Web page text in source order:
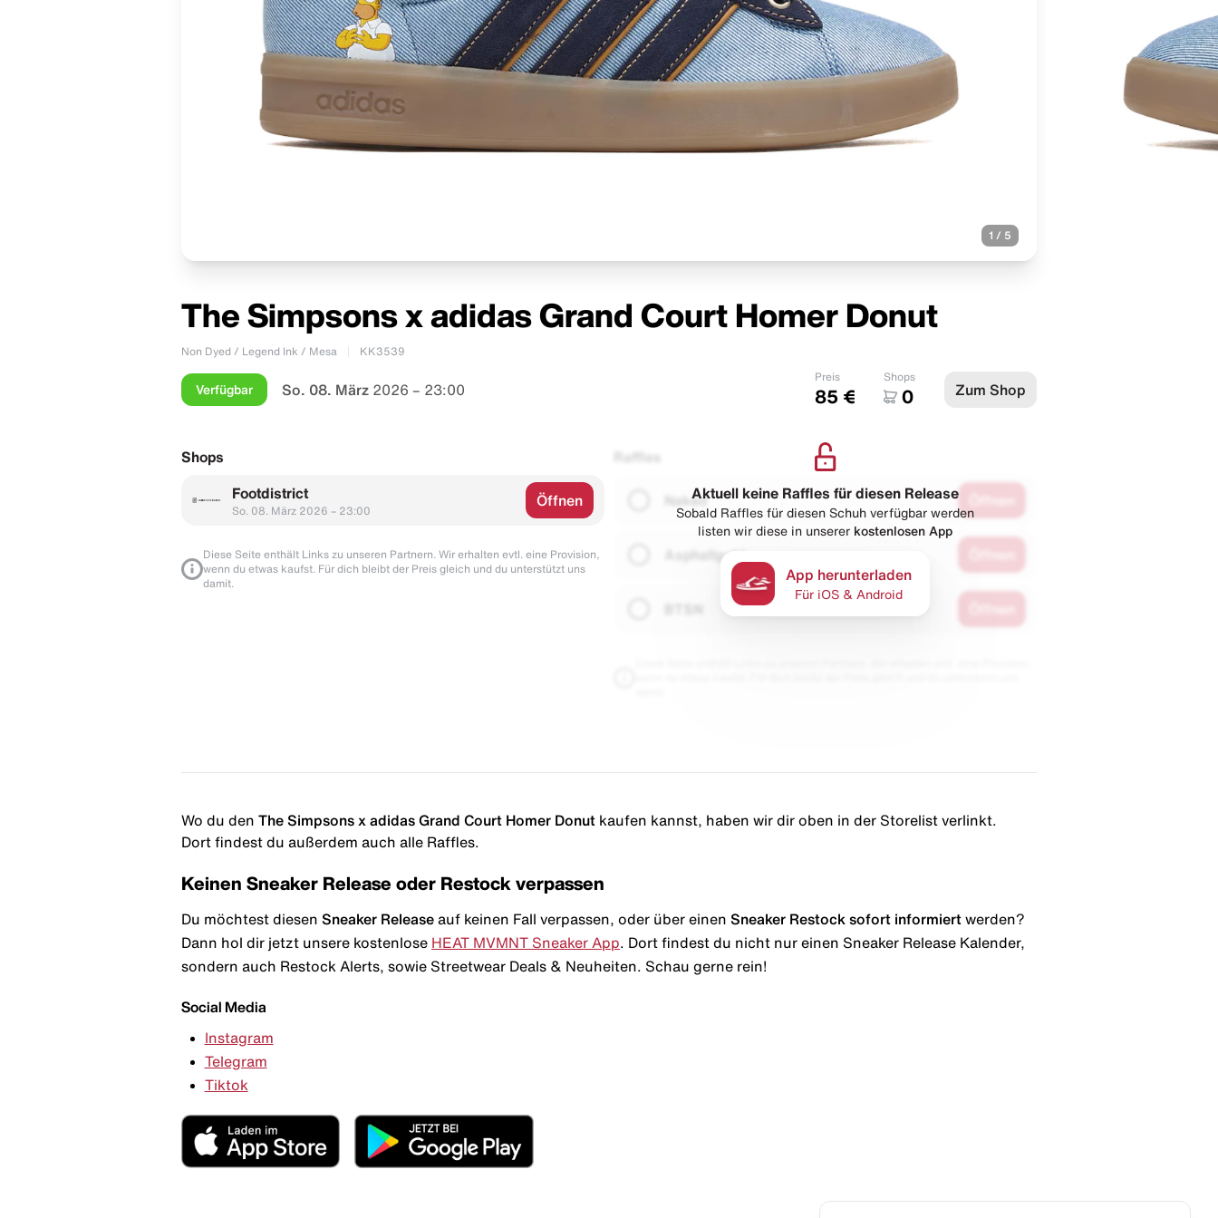
1 / 5
The Simpsons x adidas Grand Court Homer Donut
Non Dyed / Legend Ink / Mesa KK3539
Verfügbar So. 08. März 2026 – 23:00
Preis
85 €
Shops
0 Zum Shop
Shops
Footdistrict
So. 08. März 2026 – 23:00
Öffnen
Diese Seite enthält Links zu unseren Partnern. Wir erhalten evtl. eine Provision,
wenn du etwas kaufst. Für dich bleibt der Preis gleich und du unterstützt uns
damit.
Raffles
Naked
Asphaltgold
Aktuell keine Raffles für diesen Release
Sobald Raffles für diesen Schuh verfügbar werden
listen wir diese in unserer kostenlosen App
App herunterladen
Für iOS & Android
Wo du den The Simpsons x adidas Grand Court Homer Donut kaufen kannst, haben wir dir oben in der Storelist verlinkt.
Dort findest du außerdem auch alle Raffles.
Keinen Sneaker Release oder Restock verpassen
Du möchtest diesen Sneaker Release auf keinen Fall verpassen, oder über einen Sneaker Restock sofort informiert werden?
Dann hol dir jetzt unsere kostenlose HEAT MVMNT Sneaker App . Dort findest du nicht nur einen Sneaker Release Kalender,
sondern auch Restock Alerts, sowie Streetwear Deals & Neuheiten. Schau gerne rein!
Social Media
Instagram
Telegram
Tiktok